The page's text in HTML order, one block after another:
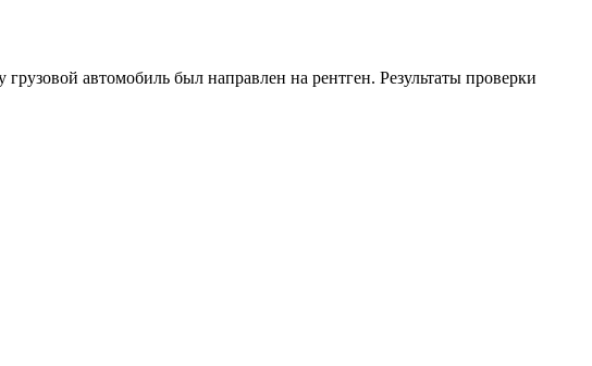
автомобиль был направлен на рентген. Результаты проверки